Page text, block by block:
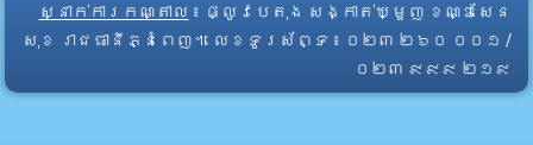
ស្នាក់ការកណ្តាល ៖ ផ្លូវបេតុង សង្កាត់ឃ្មួញ ខណ្ឌសែន
សុខ រាជធានីភ្នំពេញ។ លេខទូរស័ព្ទ ៖ ០២៣ ២៦០ ០០១ /
០២៣ ៩៩៩ ២១៩